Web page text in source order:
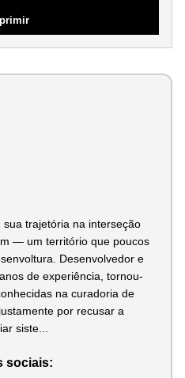
trajetória na interseção
— um território que poucos
Desenvolvedor e
de experiência, tornou-
na curadoria de
por recusar a
siste...
sociais: